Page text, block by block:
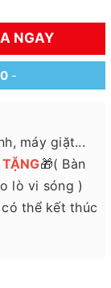
NGAY
-
máy giặt...
🎁( Bàn
lò vi sóng )
thể kết thúc